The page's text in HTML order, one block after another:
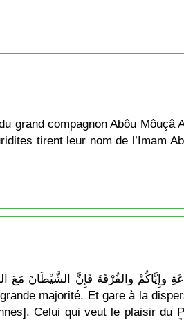
grand compagnon Abôu Môuçâ
tirent leur nom de l’Imam
Celui qui veut le plaisir du